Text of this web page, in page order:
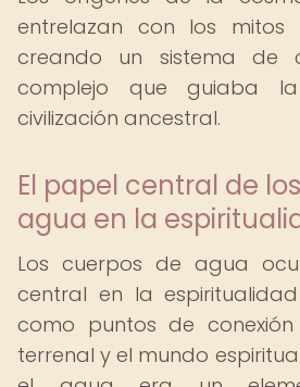
entrelazan con los mitos
creando un sistema de
complejo que guiaba
civilización ancestral.
El papel central de
agua en la
Los cuerpos de agua
central en la
como puntos de
terrenal y el mundo